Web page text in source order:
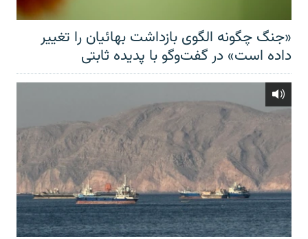
«جنگ چگونه الگوی بازداشت بهائیان را تغییر
داده است» در گفت‌وگو با پدیده ثابتی